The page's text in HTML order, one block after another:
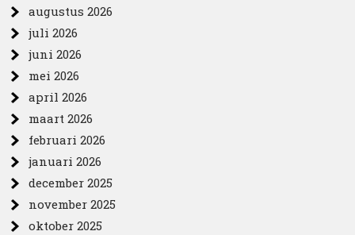
augustus 2026
juli 2026
juni 2026
mei 2026
april 2026
maart 2026
februari 2026
januari 2026
december 2025
november 2025
oktober 2025